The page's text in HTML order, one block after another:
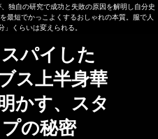
独自の研究で成功と失敗の原因を解明し自分史
最短でかっこよくするおしゃれの本質。服で人
」くらいは変えられる。
パイした
ス上半身華
かす、スタ
の秘密